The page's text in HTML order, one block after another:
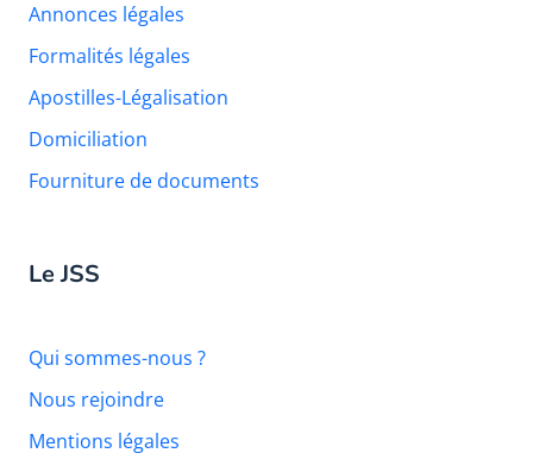
Annonces légales
Formalités légales
Apostilles-Légalisation
Domiciliation
Fourniture de documents
Le JSS
Qui sommes-nous ?
Nous rejoindre
Mentions légales